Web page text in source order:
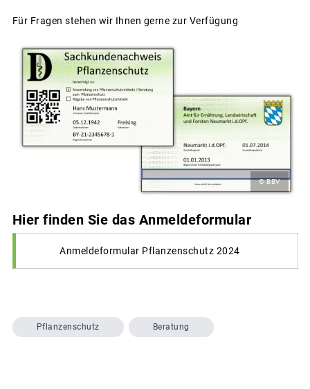
Für Fragen stehen wir Ihnen gerne zur Verfügung
© BBV
Hier finden Sie das Anmeldeformular
Anmeldeformular Pflanzenschutz 2024
Pflanzenschutz Beratung